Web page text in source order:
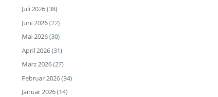
Juli 2026(38)
Juni 2026(22)
Mai 2026(30)
April 2026(31)
März 2026(27)
Februar 2026(34)
Januar 2026(14)